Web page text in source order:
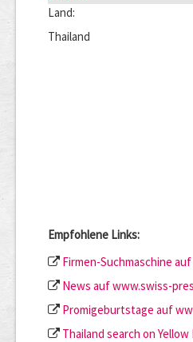
Land:
Thailand
Empfohlene Links:
Firmen-Suchmaschine
News auf www.swiss-
Promigeburtstage auf
Thailand search on Yellow